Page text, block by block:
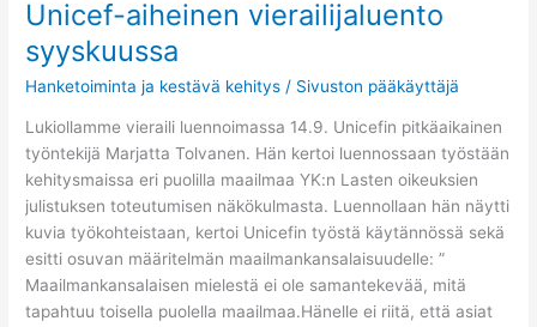
Unicef-aiheinen vierailijaluento
syyskuussa
Hanketoiminta ja kestävä kehitys / Sivuston pääkäyttäjä
Lukiollamme vieraili luennoimassa 14.9. Unicefin pitkäaikainen
työntekijä Marjatta Tolvanen. Hän kertoi luennossaan työstään
kehitysmaissa eri puolilla maailmaa YK:n Lasten oikeuksien
julistuksen toteutumisen näkökulmasta. Luennollaan hän näytti
kuvia työkohteistaan, kertoi Unicefin työstä käytännössä sekä
esitti osuvan määritelmän maailmankansalaisuudelle: ”
Maailmankansalaisen mielestä ei ole samantekevää, mitä
tapahtuu toisella puolella maailmaa.Hänelle ei riitä, että asiat
Unicef-
aiheinen
vierailijaluento
syyskuussa